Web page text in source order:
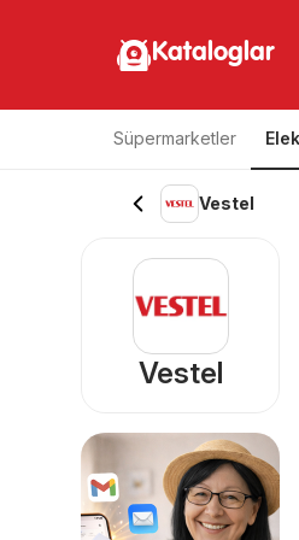
Kataloglar
Süpermarketler
Vestel
Vestel